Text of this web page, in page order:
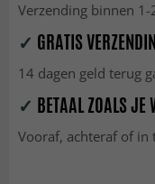
Verzending binnen 1-
✓ GRATIS
14 dagen geld terug
✓ BETAAL ZOALS JE
Vooraf, achteraf of in